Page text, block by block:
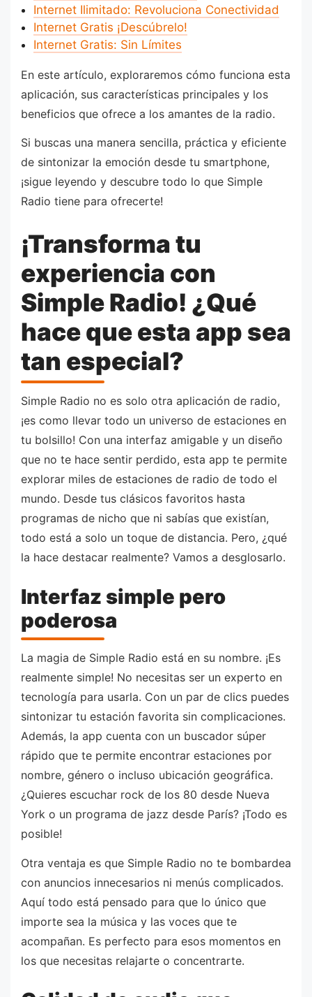
Internet Ilimitado: Revoluciona Conectividad
Internet Gratis ¡Descúbrelo!
Internet Gratis: Sin Límites
En este artículo, exploraremos cómo funciona esta
aplicación, sus características principales y los
beneficios que ofrece a los amantes de la radio.
Si buscas una manera sencilla, práctica y eficiente
de sintonizar la emoción desde tu smartphone,
¡sigue leyendo y descubre todo lo que Simple
Radio tiene para ofrecerte!
¡Transforma tu
experiencia con
Simple Radio! ¿Qué
hace que esta app sea
tan especial?
Simple Radio no es solo otra aplicación de radio,
¡es como llevar todo un universo de estaciones en
tu bolsillo! Con una interfaz amigable y un diseño
que no te hace sentir perdido, esta app te permite
explorar miles de estaciones de radio de todo el
mundo. Desde tus clásicos favoritos hasta
programas de nicho que ni sabías que existían,
todo está a solo un toque de distancia. Pero, ¿qué
la hace destacar realmente? Vamos a desglosarlo.
Interfaz simple pero
poderosa
La magia de Simple Radio está en su nombre. ¡Es
realmente simple! No necesitas ser un experto en
tecnología para usarla. Con un par de clics puedes
sintonizar tu estación favorita sin complicaciones.
Además, la app cuenta con un buscador súper
rápido que te permite encontrar estaciones por
nombre, género o incluso ubicación geográfica.
¿Quieres escuchar rock de los 80 desde Nueva
York o un programa de jazz desde París? ¡Todo es
posible!
Otra ventaja es que Simple Radio no te bombardea
con anuncios innecesarios ni menús complicados.
Aquí todo está pensado para que lo único que
importe sea la música y las voces que te
acompañan. Es perfecto para esos momentos en
los que necesitas relajarte o concentrarte.